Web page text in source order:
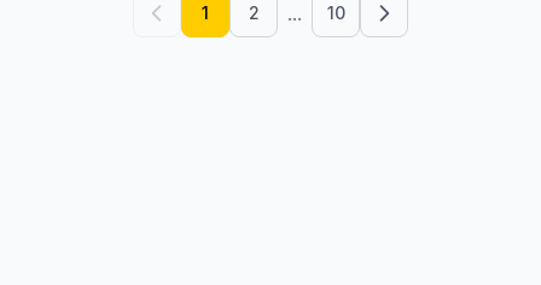
1 2 ... 10